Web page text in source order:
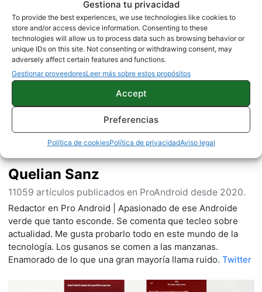
Gestiona tu privacidad
To provide the best experiences, we use technologies like cookies to
store and/or access device information. Consenting to these
technologies will allow us to process data such as browsing behavior or
unique IDs on this site. Not consenting or withdrawing consent, may
adversely affect certain features and functions.
Gestionar proveedoresLeer más sobre estos propósitos
Accept
Preferencias
Política de cookiesPolítica de privacidadAviso legal
Sobre este autor
Quelian Sanz
11059 artículos publicados en ProAndroid desde 2020.
Redactor en Pro Android | Apasionado de ese Androide
verde que tanto esconde. Se comenta que tecleo sobre
actualidad. Me gusta probarlo todo en este mundo de la
tecnología. Los gusanos se comen a las manzanas.
Enamorado de lo que una gran mayoría llama ruido. Twitter